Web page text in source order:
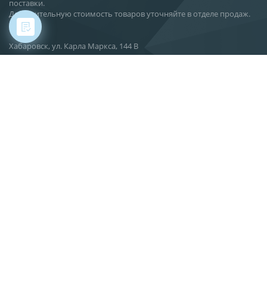
поставки.
Действительную стоимость товаров уточняйте в отделе продаж.
Хабаровск, ул. Карла Маркса, 144 В